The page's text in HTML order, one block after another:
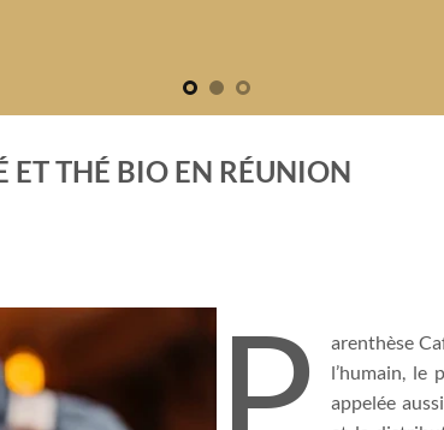
ET THÉ BIO EN RÉUNION
P
arenthèse
l’humain,
appelée